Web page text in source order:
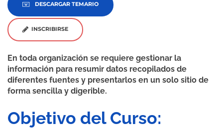
DESCARGAR TEMARIO
INSCRIBIRSE
En toda organización se requiere gestionar la
información para resumir datos recopilados de
diferentes fuentes y presentarlos en un solo sitio de
forma sencilla y digerible.
Objetivo del Curso: